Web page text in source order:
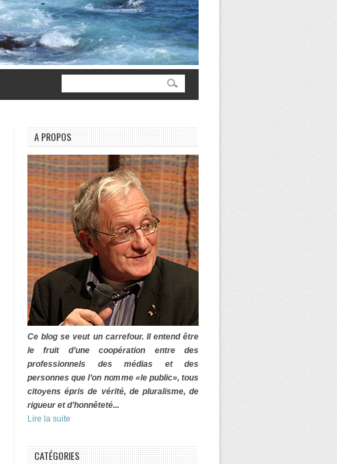
A PROPOS
Ce blog se veut un carrefour. Il entend être
le fruit d’une coopération entre des
professionnels des médias et des
personnes que l’on nomme «le public», tous
citoyens épris de vérité, de pluralisme, de
rigueur et d’honnêteté...
Lire la suite
CATÉGORIES